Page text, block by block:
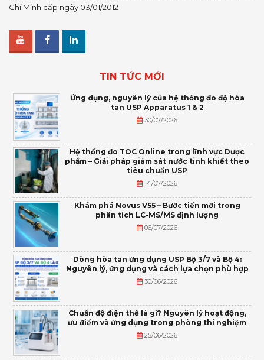
Chí Minh cấp ngày 03/01/2012
TIN TỨC MỚI
Ứng dụng, nguyên lý của hệ thống đo độ hòa
tan USP Apparatus 1 & 2
30/07/2026
Hệ thống đo TOC Online trong lĩnh vực Dược
phẩm – Giải pháp giám sát nước tinh khiết theo
tiêu chuẩn USP
14/07/2026
Khám phá Novus V55 – Bước tiến mới trong
phân tích LC-MS/MS định lượng
06/07/2026
Dòng hòa tan ứng dụng USP Bộ 3/7 và Bộ 4:
Nguyên lý, ứng dụng và cách lựa chọn phù hợp
30/06/2026
Chuẩn độ điện thế là gì? Nguyên lý hoạt động,
ưu điểm và ứng dụng trong phòng thí nghiệm
25/06/2026